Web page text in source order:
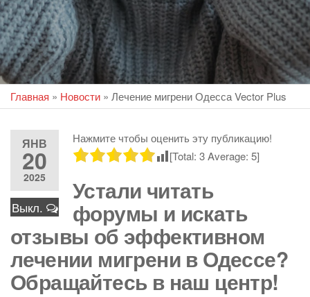
Главная » Новости » Лечение мигрени Одесса Vector Plus
ЯНВ
20
2025
Выкл.
Нажмите чтобы оценить эту публикацию!
[Total: 3Average: 5]
Устали читать
форумы и искать
отзывы об эффективном
лечении мигрени в Одессе?
Обращайтесь в наш центр!